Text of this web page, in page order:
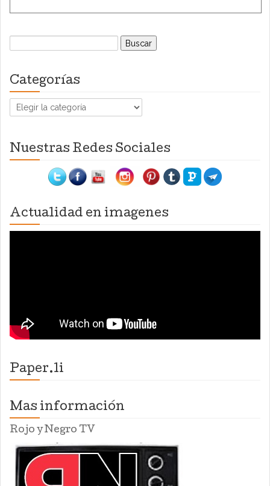
Buscar:
Categorías
Categorías
Nuestras Redes Sociales
Actualidad en imagenes
Paper.li
Mas información
Rojo y Negro TV